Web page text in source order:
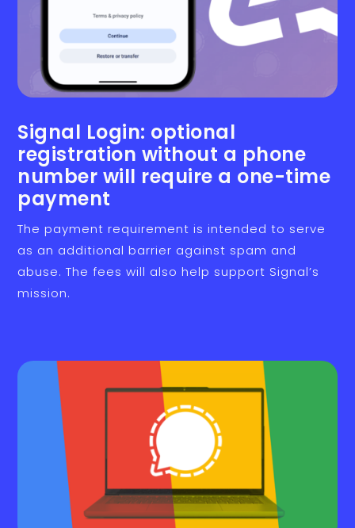
Signal Login: optional
registration without a phone
number will require a one-time
payment
The payment requirement is intended to serve
as an additional barrier against spam and
abuse. The fees will also help support Signal’s
mission.